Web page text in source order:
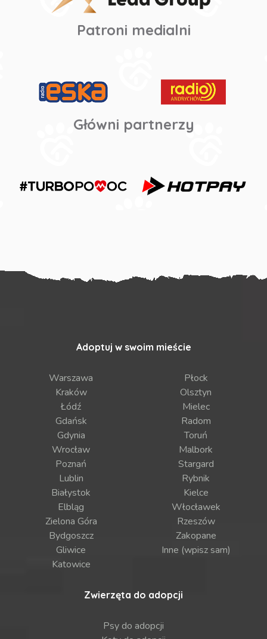
Patroni medialni
Główni partnerzy
Adoptuj w swoim mieście
Warszawa
Kraków
Łódź
Gdańsk
Gdynia
Wrocław
Poznań
Lublin
Białystok
Elbląg
Zielona Góra
Bydgoszcz
Gliwice
Katowice
Płock
Olsztyn
Mielec
Radom
Toruń
Malbork
Stargard
Rybnik
Kielce
Włocławek
Rzeszów
Zakopane
Inne (wpisz sam)
Zwierzęta do adopcji
Psy do adopcji